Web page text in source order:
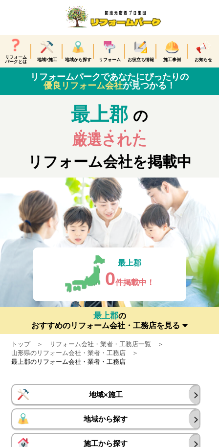
リフォーム
パークとは
地域×施工 地域から探す リフォーム お役立ち情報 施工事例 お知らせ
リフォームパークであなたにぴったりの
優良リフォーム会社が見つかる！
最上郡 の
厳選された
リフォーム会社を掲載中
最上郡
0件掲載中！
最上郡の
おすすめのリフォーム会社・工務店を見る
トップ
リフォーム会社・業者・工務店一覧
山形県のリフォーム会社・業者・工務店
最上郡のリフォーム会社・業者・工務店
地域×施工
地域から探す
施工から探す